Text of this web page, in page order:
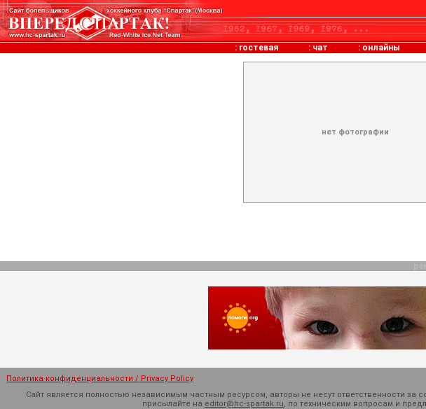
: гостевая : чат : онлайны
нет фотографии
Политика конфиденциальности / Privacy Policy
Сайт является полностью независимым частным ресурсом, авторы не несут ответственности
присылайте на editor@hc-spartak.ru, по техническим вопросам и